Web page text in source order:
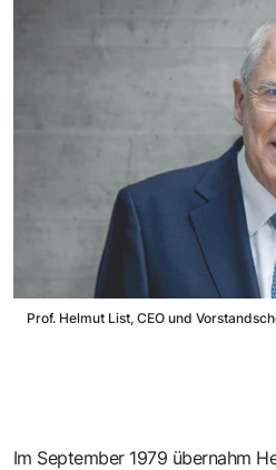
Prof. Helmut List, CEO und
Im September 1979 übernahm